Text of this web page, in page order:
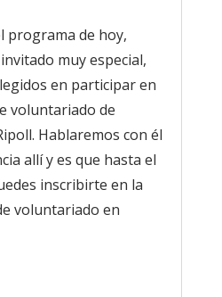
programa de hoy,
muy especial,
en participar en
voluntariado de
Hablaremos con él
allí y es que hasta el
inscribirte en la
voluntariado en